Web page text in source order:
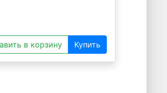
в корзину Купить